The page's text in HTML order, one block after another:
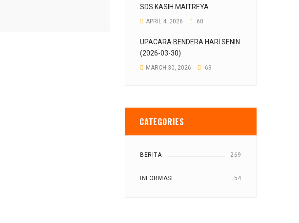
SDS KASIH MAITREYA
APRIL 4, 2026 60
UPACARA BENDERA HARI SENIN
(2026-03-30)
MARCH 30, 2026 69
CATEGORIES
BERITA 269
INFORMASI 54